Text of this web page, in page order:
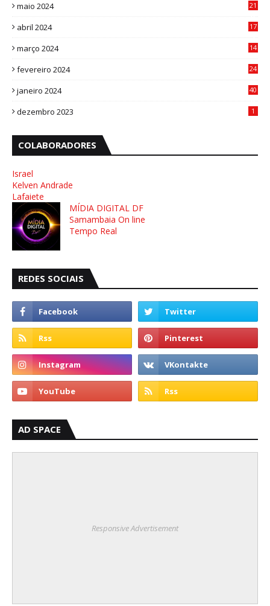
maio 2024
21
abril 2024
17
março 2024
14
fevereiro 2024
24
janeiro 2024
40
dezembro 2023 1
COLABORADORES
Israel
Kelven Andrade
Lafaiete
MÍDIA DIGITAL DF
Samambaia On line
Tempo Real
REDES SOCIAIS
AD SPACE
Responsive Advertisement